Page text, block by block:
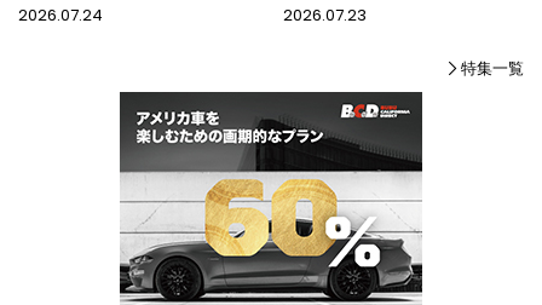
2026.07.24 2026.07.23
特集一覧